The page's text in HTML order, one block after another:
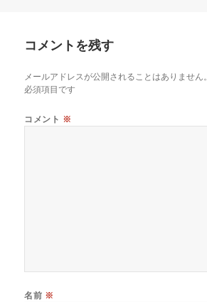
コメントを残す
メールアドレスが公開されることはありません。
必須項目です
コメント ※
名前 ※